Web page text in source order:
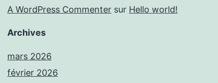
A WordPress Commenter sur Hello world!
Archives
mars 2026
février 2026